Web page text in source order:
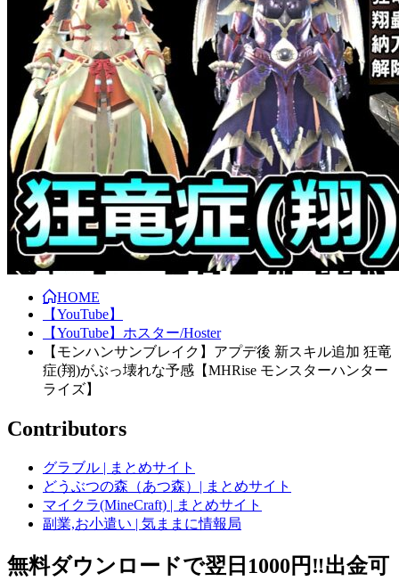
HOME
【YouTube】
【YouTube】ホスター/Hoster
【モンハンサンブレイク】アプデ後 新スキル追加 狂竜
症(翔)がぶっ壊れな予感【MHRise モンスターハンター
ライズ】
Contributors
グラブル | まとめサイト
どうぶつの森（あつ森）| まとめサイト
マイクラ(MineCraft) | まとめサイト
副業,お小遣い | 気ままに情報局
無料ダウンロードで翌日1000円‼️出金可